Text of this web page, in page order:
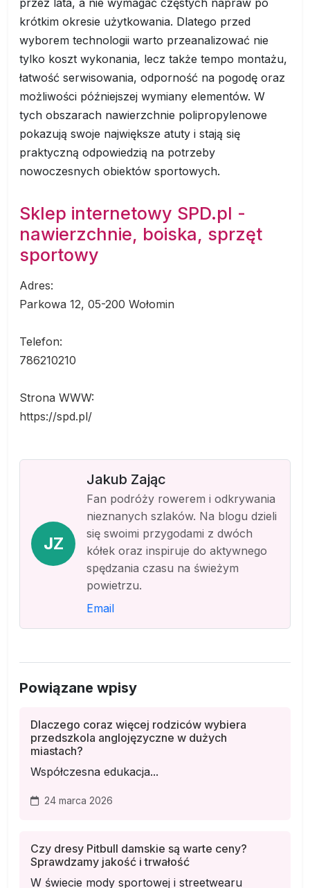
krótkim okresie użytkowania. Dlatego przed
wyborem technologii warto przeanalizować nie
tylko koszt wykonania, lecz także tempo montażu,
łatwość serwisowania, odporność na pogodę oraz
możliwości późniejszej wymiany elementów. W
tych obszarach nawierzchnie polipropylenowe
pokazują swoje największe atuty i stają się
praktyczną odpowiedzią na potrzeby
nowoczesnych obiektów sportowych.
Sklep internetowy SPD.pl -
nawierzchnie, boiska, sprzęt
sportowy
Adres:
Parkowa 12, 05-200 Wołomin
Telefon:
786210210
Strona WWW:
https://spd.pl/
JZ
Jakub Zając
Fan podróży rowerem i odkrywania
nieznanych szlaków. Na blogu dzieli
się swoimi przygodami z dwóch
kółek oraz inspiruje do aktywnego
spędzania czasu na świeżym
powietrzu.
Email
Powiązane wpisy
Dlaczego coraz więcej rodziców wybiera
przedszkola anglojęzyczne w dużych
miastach?
Współczesna edukacja...
24 marca 2026
Czy dresy Pitbull damskie są warte ceny?
Sprawdzamy jakość i trwałość
W świecie mody sportowej i streetwearu